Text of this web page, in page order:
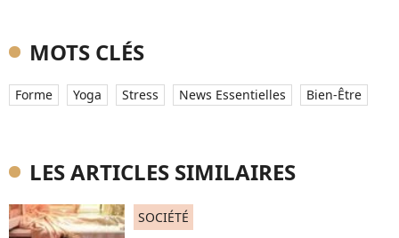
MOTS CLÉS
Forme Yoga Stress News Essentielles Bien-Être
LES ARTICLES SIMILAIRES
SOCIÉTÉ